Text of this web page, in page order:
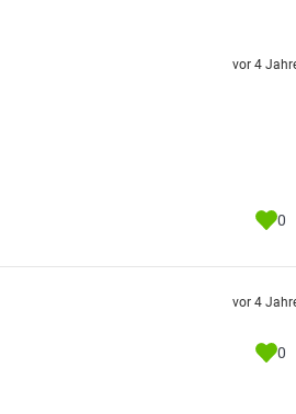
vor 4
0
vor 4
0